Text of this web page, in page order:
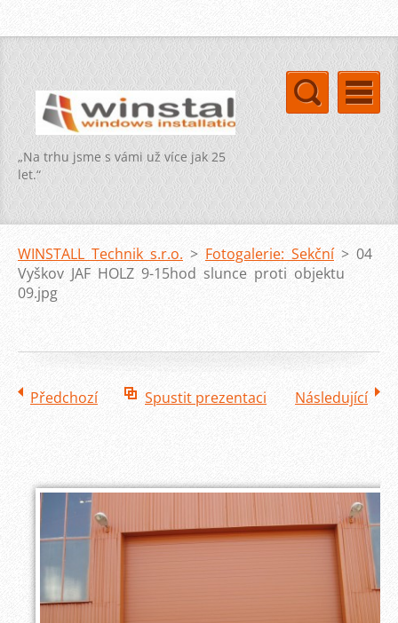
„Na trhu jsme s vámi už více jak 25
let.“
WINSTALL Technik s.r.o. > Fotogalerie: Sekční > 04
Vyškov JAF HOLZ 9-15hod slunce proti objektu
09.jpg
Předchozí Spustit prezentaci Následující